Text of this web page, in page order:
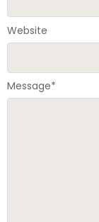
Message*
Website